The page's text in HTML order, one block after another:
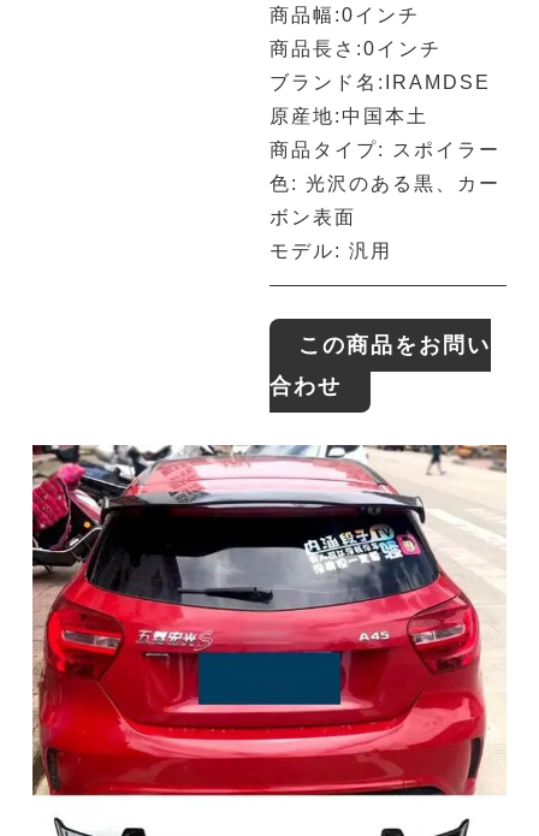
商品幅:0インチ
商品長さ:0インチ
ブランド名:IRAMDSE
原産地:中国本土
商品タイプ: スポイラー
色: 光沢のある黒、カー
ボン表面
モデル: 汎用
この商品をお問い
合わせ